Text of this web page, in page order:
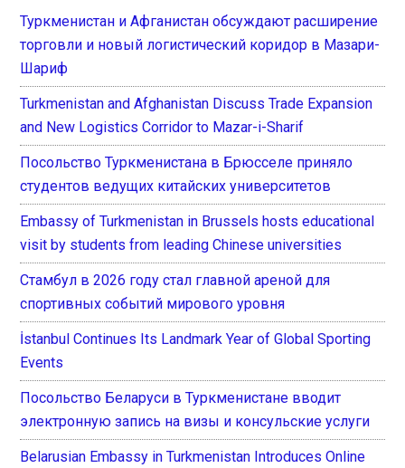
Туркменистан и Афганистан обсуждают расширение
торговли и новый логистический коридор в Мазари-
Шариф
Turkmenistan and Afghanistan Discuss Trade Expansion
and New Logistics Corridor to Mazar-i-Sharif
Посольство Туркменистана в Брюсселе приняло
студентов ведущих китайских университетов
Embassy of Turkmenistan in Brussels hosts educational
visit by students from leading Chinese universities
Стамбул в 2026 году стал главной ареной для
спортивных событий мирового уровня
İstanbul Continues Its Landmark Year of Global Sporting
Events
Посольство Беларуси в Туркменистане вводит
электронную запись на визы и консульские услуги
Belarusian Embassy in Turkmenistan Introduces Online